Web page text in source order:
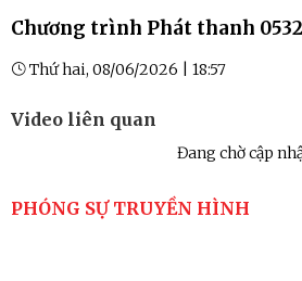
Chương trình Phát thanh
Thứ hai, 08/06/2026 | 18:57
Video liên quan
Đang chờ cập
PHÓNG SỰ TRUYỀN HÌNH